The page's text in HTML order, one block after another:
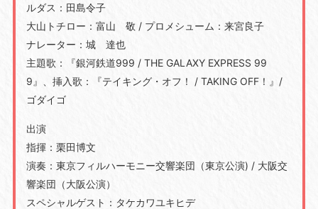
ルダス：田島令子
大山トチロー：富山 敬 / プロメシューム：来宮良子
ナレーター：城 達也
主題歌：『銀河鉄道999 / THE GALAXY EXPRESS 99
9』、挿入歌：『テイキング・オフ！ / TAKING OFF！』/
ゴダイゴ
出演
指揮：栗田博文
演奏：東京フィルハーモニー交響楽団（東京公演) / 大阪交
響楽団（大阪公演）
スペシャルゲスト：タケカワユキヒデ